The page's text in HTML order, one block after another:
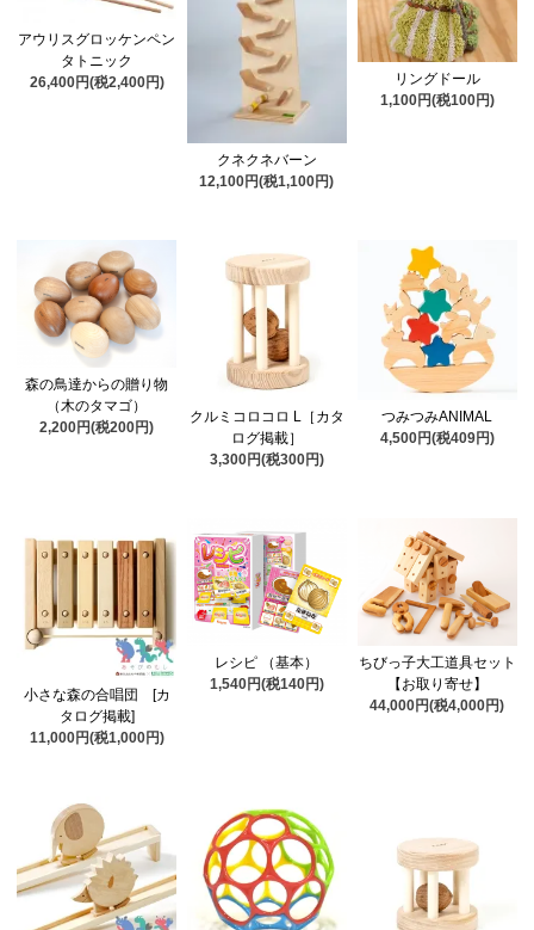
アウリスグロッケンペン
タトニック
26,400円(税2,400円)
クネクネバーン
12,100円(税1,100円)
リングドール
1,100円(税100円)
森の鳥達からの贈り物
（木のタマゴ）
2,200円(税200円)
クルミコロコロ L［カタ
ログ掲載］
3,300円(税300円)
つみつみANIMAL
4,500円(税409円)
小さな森の合唱団 [カ
タログ掲載]
11,000円(税1,000円)
レシピ （基本）
1,540円(税140円)
ちびっ子大工道具セット
【お取り寄せ】
44,000円(税4,000円)